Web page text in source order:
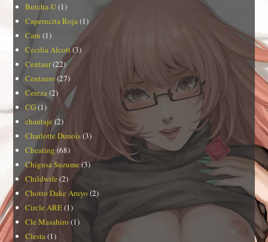
Butcha-U(1)
Caperucita Roja (1)
Carn (1)
Cecilia Alcott(3)
Centaur(22)
Centauro(27)
Cereza (2)
CG(1)
chantaje(2)
Charlotte Dunois(3)
Cheating(68)
Chigusa Suzume(3)
Childwife (2)
Chotto Dake Aruyo (2)
Circle ARE(1)
Cle Masahiro (1)
Clesta (1)